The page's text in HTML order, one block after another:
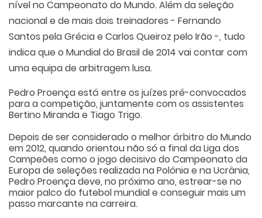
nível no Campeonato do Mundo. Além da seleção
nacional e de mais dois treinadores - Fernando
Santos pela Grécia e Carlos Queiroz pelo Irão -, tudo
indica que o Mundial do Brasil de 2014 vai contar com
uma equipa de arbitragem lusa.
Pedro Proença está entre os juízes pré-convocados
para a competição, juntamente com os assistentes
Bertino Miranda e Tiago Trigo.
Depois de ser considerado o melhor árbitro do Mundo
em 2012, quando orientou não só a final da Liga dos
Campeões como o jogo decisivo do Campeonato da
Europa de seleções realizada na Polónia e na Ucrânia,
Pedro Proença deve, no próximo ano, estrear-se no
maior palco do futebol mundial e conseguir mais um
passo marcante na carreira.